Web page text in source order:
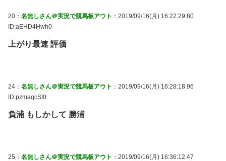
20： 名無しさん＠実況で競馬板アウト ：2019/09/16(月) 16:22:29.80
ID:aEHD4Hwh0
上がり最速 評価
24： 名無しさん＠実況で競馬板アウト ：2019/09/16(月) 16:28:18.96
ID:pzmaqcSI0
負浦 もしかして 勝浦
25： 名無しさん＠実況で競馬板アウト ：2019/09/16(月) 16:36:12.47